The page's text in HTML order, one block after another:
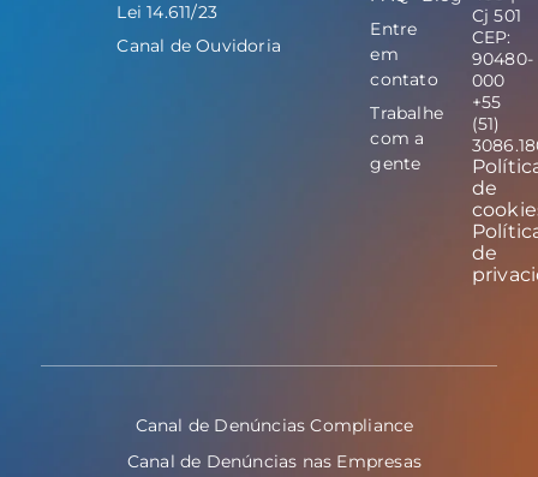
Lei 14.611/23
Canal de Ouvidoria
Entre
em
contato
Trabalhe
com a
gente
Cj 501
CEP:
90480-
000
+55
(51)
de
de
Canal de Denúncias Compliance
Canal de Denúncias nas Empresas